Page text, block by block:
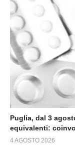
Puglia, dal 3
equivalenti:
4 AGOSTO 2026